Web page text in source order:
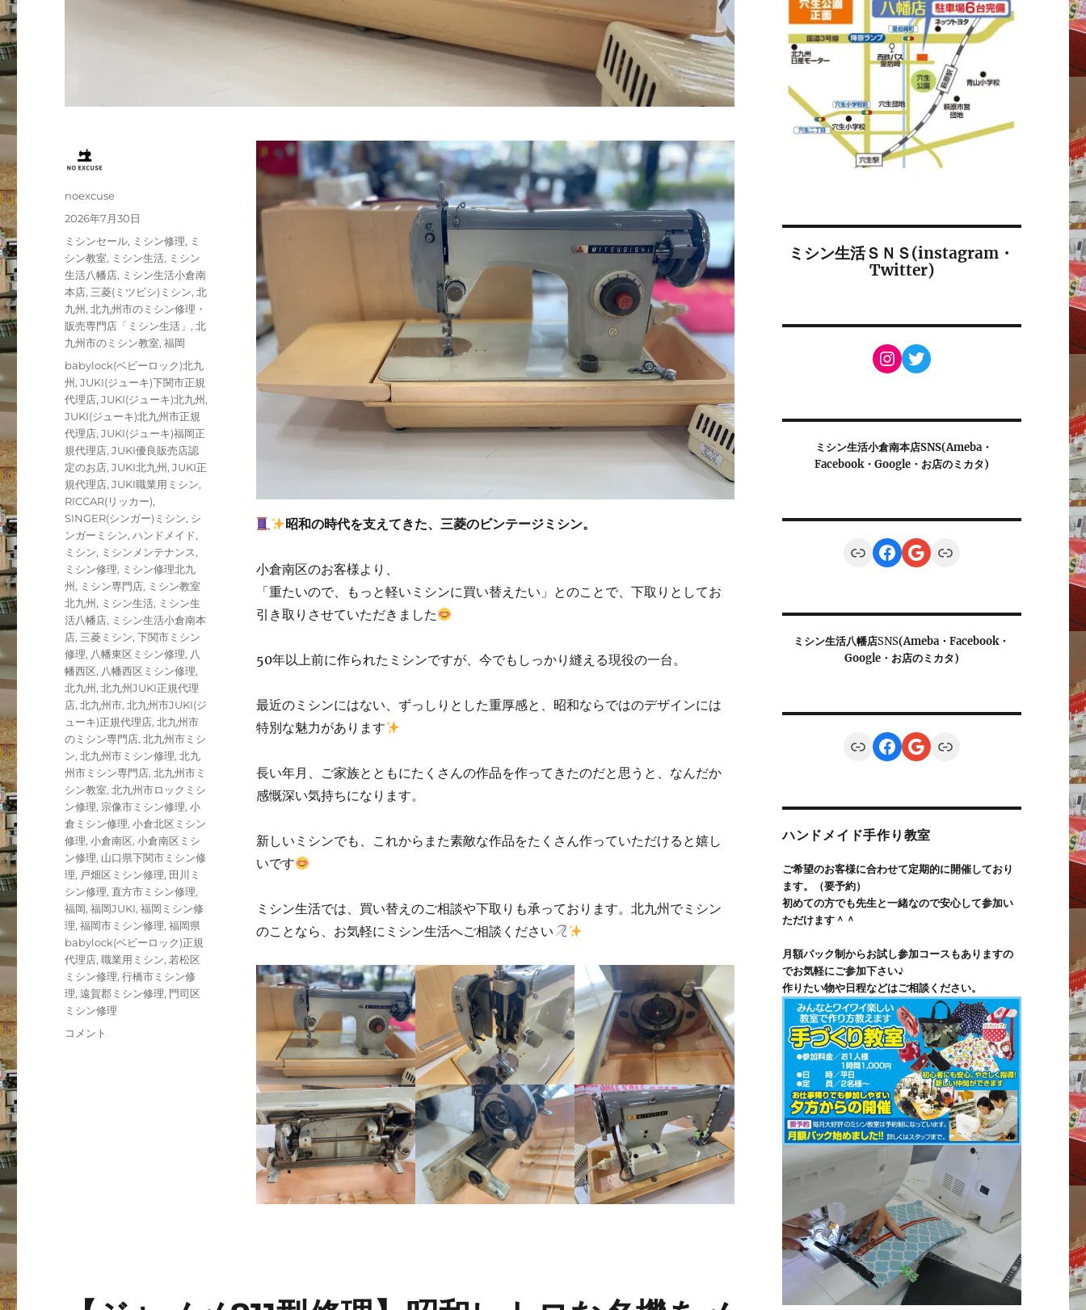
昭和の時代を支えてきた、三菱のビンテージミシン。
小倉南区のお客様より、
「重たいので、もっと軽いミシンに買い替えたい」とのことで、下取りとしてお
引き取りさせていただきました
50年以上前に作られたミシンですが、今でもしっかり縫える現役の一台。
最近のミシンにはない、ずっしりとした重厚感と、昭和ならではのデザインには
特別な魅力があります
長い年月、ご家族とともにたくさんの作品を作ってきたのだと思うと、なんだか
感慨深い気持ちになります。
新しいミシンでも、これからまた素敵な作品をたくさん作っていただけると嬉し
いです
ミシン生活では、買い替えのご相談や下取りも承っております。北九州でミシン
のことなら、お気軽にミシン生活へご相談ください
投
稿
noexcuse
投
稿
日:
2026年7月30日
カ
テ
ゴ
リ
ー
ミシンセール, ミシン修理, ミ
シン教室, ミシン生活, ミシン
生活八幡店, ミシン生活小倉南
本店,三菱(ミツビシ)ミシン,北
九州,北九州市のミシン修理・
販売専門店「ミシン生活」,北
九州市のミシン教室,福岡
タ
グ
babylock(ベビーロック)北九
州,JUKI(ジューキ)下関市正規
代理店,JUKI(ジューキ)北九州,
JUKI(ジューキ)北九州市正規
代理店,JUKI(ジューキ)福岡正
規代理店,JUKI優良販売店認
定のお店,JUKI北九州,JUKI正
規代理店,JUKI職業用ミシン,
RICCAR(リッカー),
SINGER(シンガー)ミシン, シ
ンガーミシン,ハンドメイド,
ミシン, ミシンメンテナンス,
ミシン修理, ミシン修理北九
州, ミシン専門店, ミシン教室
北九州, ミシン生活, ミシン生
活八幡店, ミシン生活小倉南本
店,三菱ミシン,下関市ミシン
修理, 八幡東区ミシン修理, 八
幡西区, 八幡西区ミシン修理,
北九州,北九州JUKI正規代理
店,北九州市,北九州市JUKI(ジ
ューキ)正規代理店,北九州市
のミシン専門店,北九州市ミシ
ン,北九州市ミシン修理,北九
州市ミシン専門店,北九州市ミ
シン教室,北九州市ロックミシ
ン修理,宗像市ミシン修理,小
倉ミシン修理,小倉北区ミシン
修理,小倉南区,小倉南区ミシ
ン修理, 山口県下関市ミシン修
理, 戸畑区ミシン修理, 田川ミ
シン修理, 直方市ミシン修理,
福岡,福岡JUKI,福岡ミシン修
理,福岡市ミシン修理,福岡県
babylock(ベビーロック)正規
代理店,職業用ミシン,若松区
ミシン修理,行橋市ミシン修
理,遠賀郡ミシン修理, 門司区
ミシン修理
【昭
コメント
ミシン生活ＳＮＳ(instagram・
Twitter)
Instagram
Twitter
ミシン生活小倉南本店SNS(Ameba・
Facebook・Google・お店のミカタ)
LinkFacebook
Google
Link
ミシン生活八幡店SNS(Ameba・Facebook・
Google・お店のミカタ)
LinkFacebook
Google
Link
ハンドメイド手作り教室
ご希望のお客様に合わせて定期的に開催しており
ます。（要予約）
初めての方でも先生と一緒なので安心して参加い
ただけます＾＾
月額パック制からお試し参加コースもありますの
でお気軽にご参加下さい♪
作りたい物や日程などはご相談ください。